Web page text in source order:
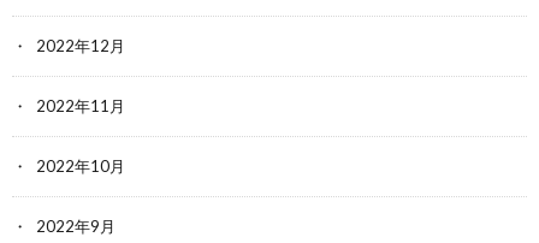
2022年12月
2022年11月
2022年10月
2022年9月